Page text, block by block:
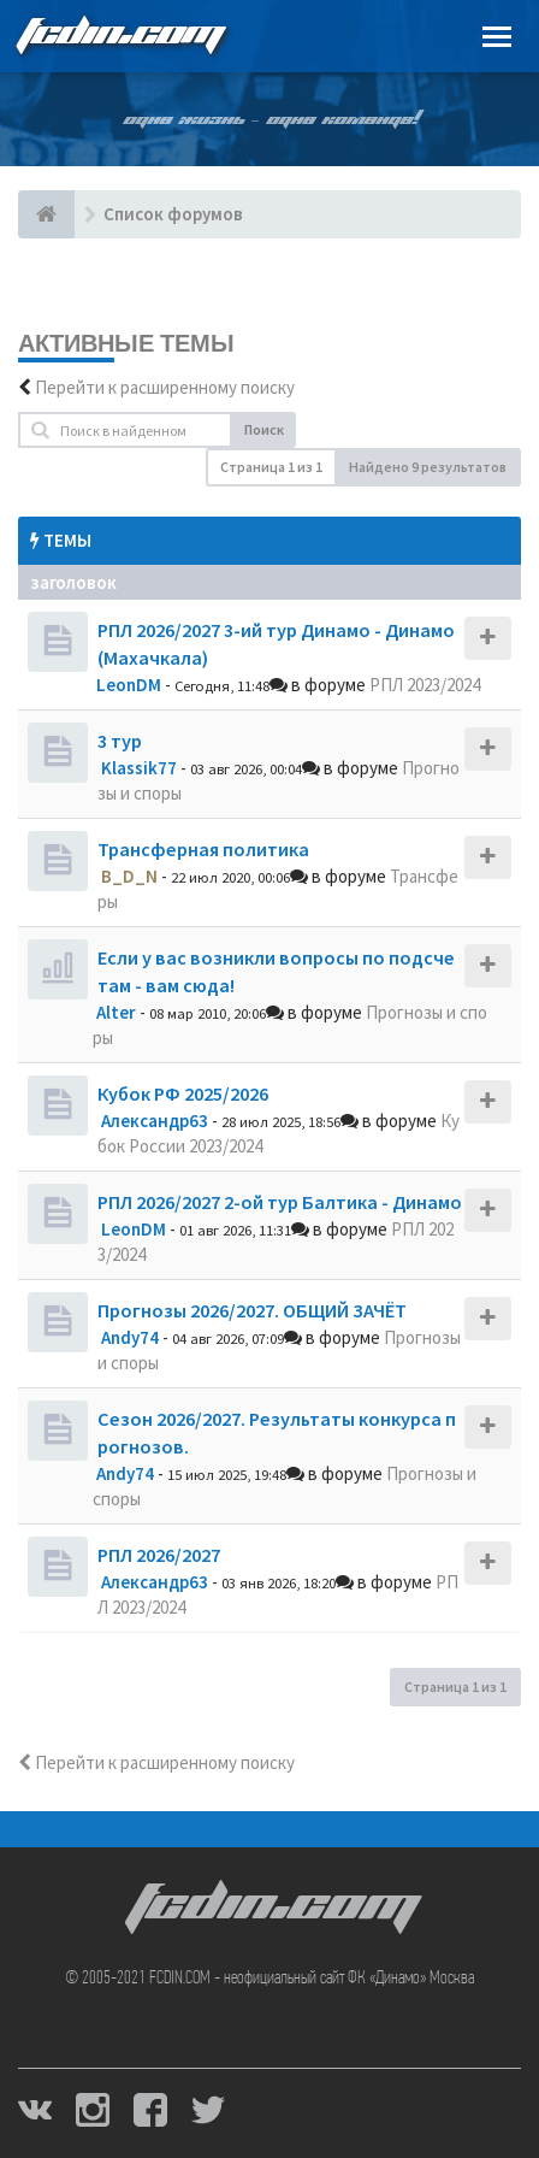
FCDIN.COM
ОДНА ЖИЗНЬ – ОДНА КОМАНДА!
Список форумов
АКТИВНЫЕ ТЕМЫ
Перейти к расширенному поиску
Поиск
Страница 1из 1 Найдено 9 результатов
ТЕМЫ
заголовок
РПЛ 2026/2027 3-ий тур Динамо - Динамо
(Махачкала)
LeonDM - Сегодня, 11:48 в форуме РПЛ 2023/2024
3 тур
Klassik77 - 03 авг 2026, 00:04 в форуме Прогно
зы и споры
Трансферная политика
B_D_N - 22 июл 2020, 00:06 в форуме Трансфе
ры
Если у вас возникли вопросы по подсче
там - вам сюда!
Alter - 08 мар 2010, 20:06 в форуме Прогнозы и спо
ры
Кубок РФ 2025/2026
Александр63 - 28 июл 2025, 18:56 в форуме Ку
бок России 2023/2024
РПЛ 2026/2027 2-ой тур Балтика - Динамо
LeonDM - 01 авг 2026, 11:31 в форуме РПЛ 202
3/2024
Прогнозы 2026/2027. ОБЩИЙ ЗАЧЁТ
Andy74 - 04 авг 2026, 07:09 в форуме Прогнозы
и споры
Сезон 2026/2027. Результаты конкурса п
рогнозов.
Andy74 - 15 июл 2025, 19:48 в форуме Прогнозы и
споры
РПЛ 2026/2027
Александр63 - 03 янв 2026, 18:20 в форуме РП
Л 2023/2024
Страница 1из 1
Перейти к расширенному поиску
FCDIN.COM
© 2005-2021 FCDIN.COM - неофициальный сайт ФК «Динамо» Москва